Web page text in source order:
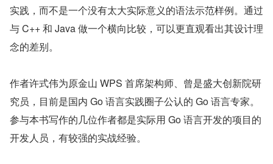
实践，而不是一个没有太大实际意义的语法示范样例。通过
与 C++ 和 Java 做一个横向比较，可以更直观看出其设计理
念的差别。
作者许式伟为原金山 WPS 首席架构师、曾是盛大创新院研
究员，目前是国内 Go 语言实践圈子公认的 Go 语言专家。
参与本书写作的几位作者都是实际用 Go 语言开发的项目的
开发人员，有较强的实战经验。